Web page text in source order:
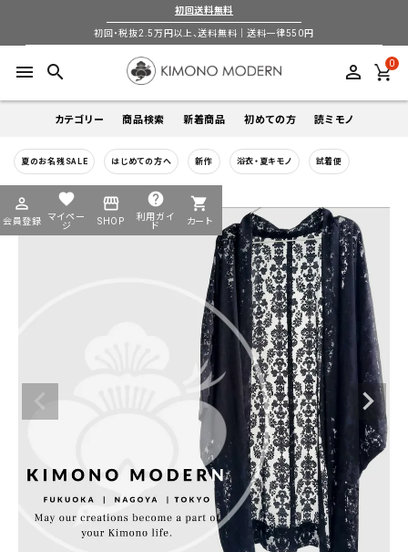
初回送料無料
初回・税抜2.5万円以上、送料無料｜送料一律550円
menu search perm_identity 0
カテゴリー
着物
帯
商品検索
キーワードから探す
search
春 夏 秋 冬
着物 小物
カジュアル ソシアル フォーマル
新着商品 初めての方 読ミモノ
夏のお名残SALE はじめての方へ 新作 浴衣・夏キモノ 試着便
perm_identity
会員登録
favorite
マイペー
ジ
storefront
SHOP
help
利用ガイ
ド
shopping_cart
カート search
会員登録